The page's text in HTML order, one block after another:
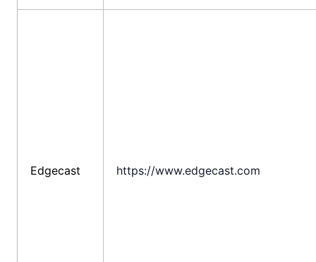
Edgecast https://www.edgecast.com